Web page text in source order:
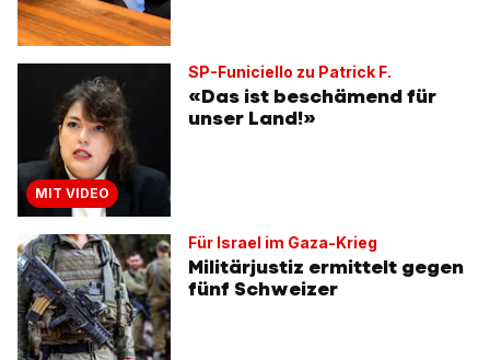
MIT VIDEO
SP-Funiciello zu Patrick F.
«Das ist beschämend für
unser Land!»
Für Israel im Gaza-Krieg
Militärjustiz ermittelt gegen
fünf Schweizer